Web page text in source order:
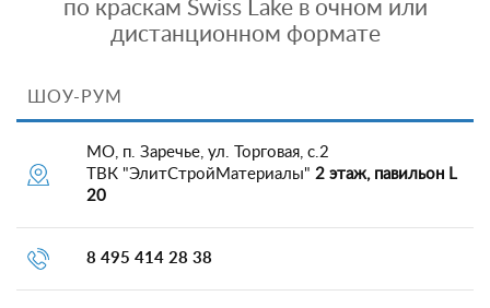
по краскам Swiss Lake в очном или
дистанционном формате
ШОУ-РУМ
МО, п. Заречье, ул. Торговая, с.2
ТВК "ЭлитСтройМатериалы" 2 этаж, павильон L
20
8 495 414 28 38